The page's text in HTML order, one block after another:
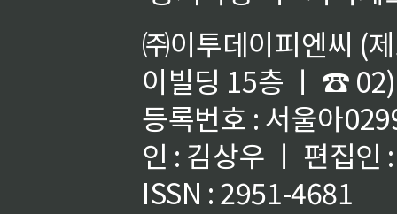
㈜이투데이피엔씨 (
이빌딩 15층 ㅣ ☎
등록번호 : 서울아
인 : 김상우 ㅣ 편집인
ISSN : 2951-4681